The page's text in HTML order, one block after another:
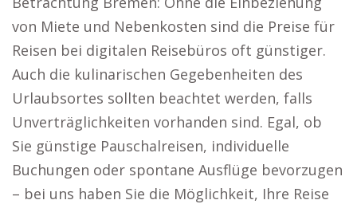
von Miete und Nebenkosten sind die Preise für
Reisen bei digitalen Reisebüros oft günstiger.
Auch die kulinarischen Gegebenheiten des
Urlaubsortes sollten beachtet werden, falls
Unverträglichkeiten vorhanden sind. Egal, ob
Sie günstige Pauschalreisen, individuelle
Buchungen oder spontane Ausflüge bevorzugen
– bei uns haben Sie die Möglichkeit, Ihre Reise